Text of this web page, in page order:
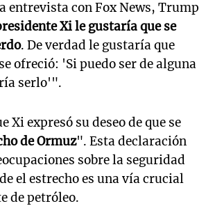
entrevista con Fox News, Trump
Xi le gustaría que se
. De verdad le gustaría que
ofreció: 'Si puedo ser de alguna
serlo'".
Xi expresó su deseo de que se
de Ormuz". Esta declaración
sobre la seguridad
el estrecho es una vía crucial
de petróleo.